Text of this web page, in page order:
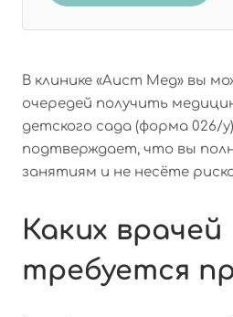
В клинике «Аист Мед» вы
очередей получить
детского сада (форма 026/
подтверждает, что вы
занятиям и не несёте
Каких врачей
требуется